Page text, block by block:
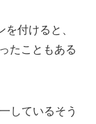
付けると、
たこともある
しているそう